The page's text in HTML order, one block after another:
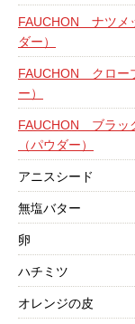
FAUCHON ナツメ
ダー）
FAUCHON クロー
ー）
FAUCHON ブラッ
（パウダー）
アニスシード
無塩バター
卵
ハチミツ
オレンジの皮